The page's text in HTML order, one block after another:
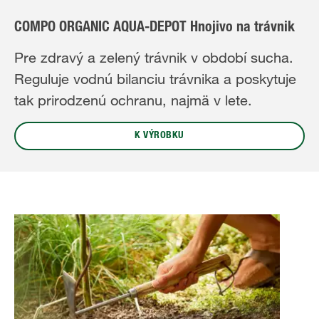
COMPO ORGANIC AQUA-DEPOT Hnojivo na trávnik
Pre zdravý a zelený trávnik v období sucha.
Reguluje vodnú bilanciu trávnika a poskytuje
tak prirodzenú ochranu, najmä v lete.
K VÝROBKU